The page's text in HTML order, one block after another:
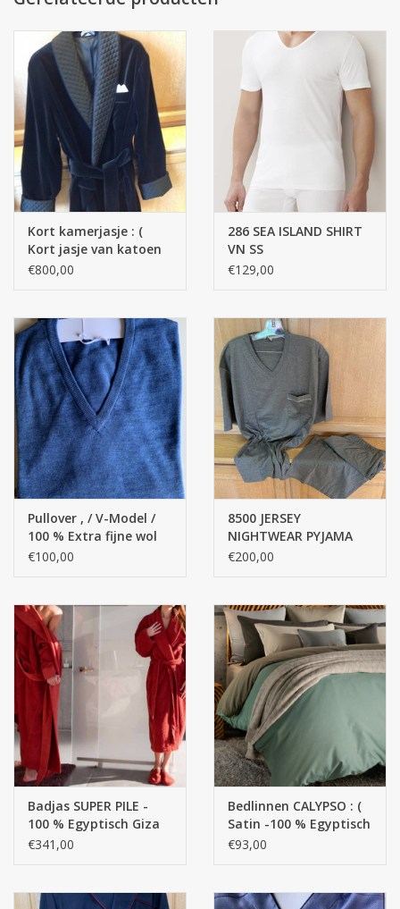
Gewicht : 100% Cashmere , 360 gr / ml.
Kort kamerjasje : (
Kort jasje van katoen
velours met 100%
€800,00
286 SEA ISLAND SHIRT
VN SS
€129,00
Pullover , / V-Model /
100 % Extra fijne wol
merino' s
€100,00
8500 JERSEY
NIGHTWEAR PYJAMA
CVS / KORT (100%
€200,00
Badjas SUPER PILE -
100 % Egyptisch Giza
katoen Extra lange
€341,00
Bedlinnen CALYPSO : (
Satin -100 % Egyptisch
GIZA katoen- Extra
g/m2
€93,00